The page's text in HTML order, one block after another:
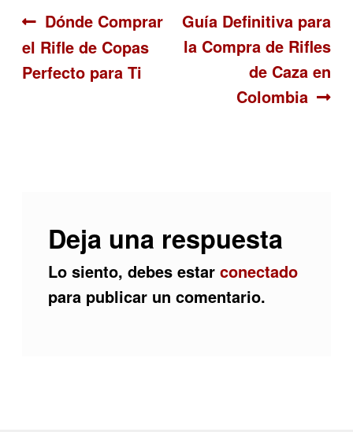
Navegación
de
Anterior:
Dónde Comprar
el Rifle de Copas
Perfecto para Ti
Siguiente:
Guía Definitiva para
la Compra de Rifles
de Caza en
Colombia
Deja una respuesta
Lo siento, debes estar conectado
para publicar un comentario.